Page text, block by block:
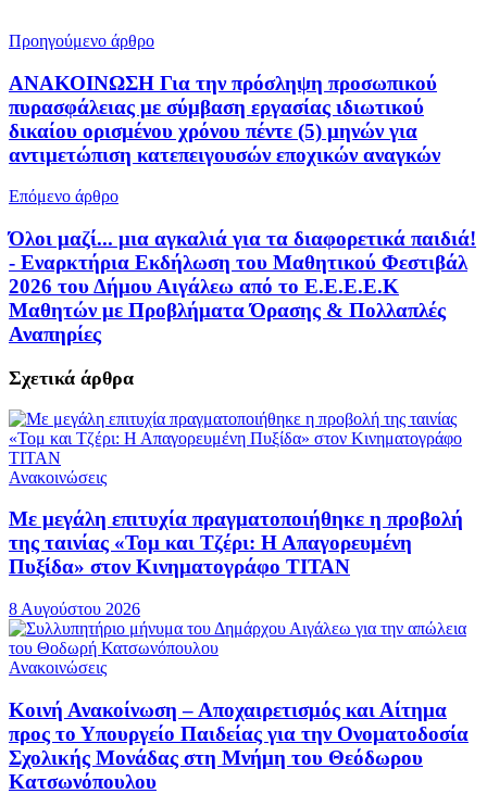
Προηγούμενο άρθρο
ΑΝΑΚΟΙΝΩΣΗ Για την πρόσληψη προσωπικού
πυρασφάλειας με σύμβαση εργασίας ιδιωτικού
δικαίου ορισμένου χρόνου πέντε (5) μηνών για
αντιμετώπιση κατεπειγουσών εποχικών αναγκών
Επόμενο άρθρο
Όλοι μαζί... μια αγκαλιά για τα διαφορετικά παιδιά!
- Εναρκτήρια Εκδήλωση του Μαθητικού Φεστιβάλ
2026 του Δήμου Αιγάλεω από το Ε.Ε.Ε.Ε.Κ
Μαθητών με Προβλήματα Όρασης & Πολλαπλές
Αναπηρίες
Σχετικά άρθρα
Ανακοινώσεις
Με μεγάλη επιτυχία πραγματοποιήθηκε η προβολή
της ταινίας «Τομ και Τζέρι: Η Απαγορευμένη
Πυξίδα» στον Κινηματογράφο ΤΙΤΑΝ
8 Αυγούστου 2026
Ανακοινώσεις
Κοινή Ανακοίνωση – Αποχαιρετισμός και Αίτημα
προς το Υπουργείο Παιδείας για την Ονοματοδοσία
Σχολικής Μονάδας στη Μνήμη του Θεόδωρου
Κατσωνόπουλου